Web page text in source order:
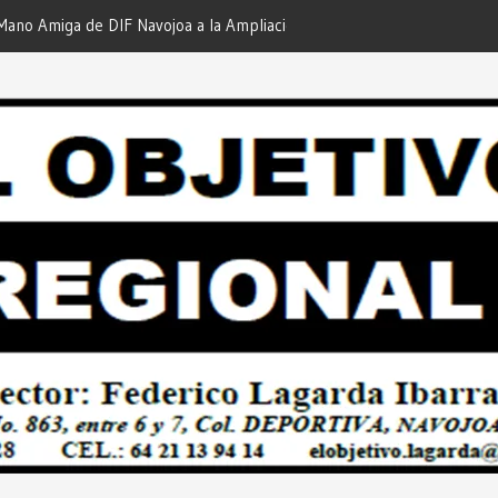
de DIF Navojoa a la Ampliación
de Servicios… Desde: Redacción
Nuestras Familias!…